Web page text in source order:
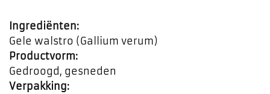
Ingrediënten:
Gele walstro (Gallium verum)
Productvorm:
Gedroogd, gesneden
Verpakking: